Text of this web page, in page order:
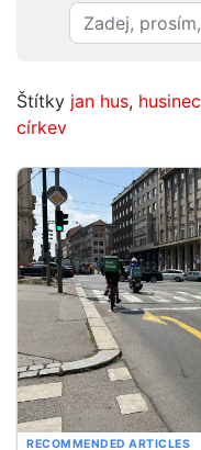
Štítky jan hus, husinec
církev